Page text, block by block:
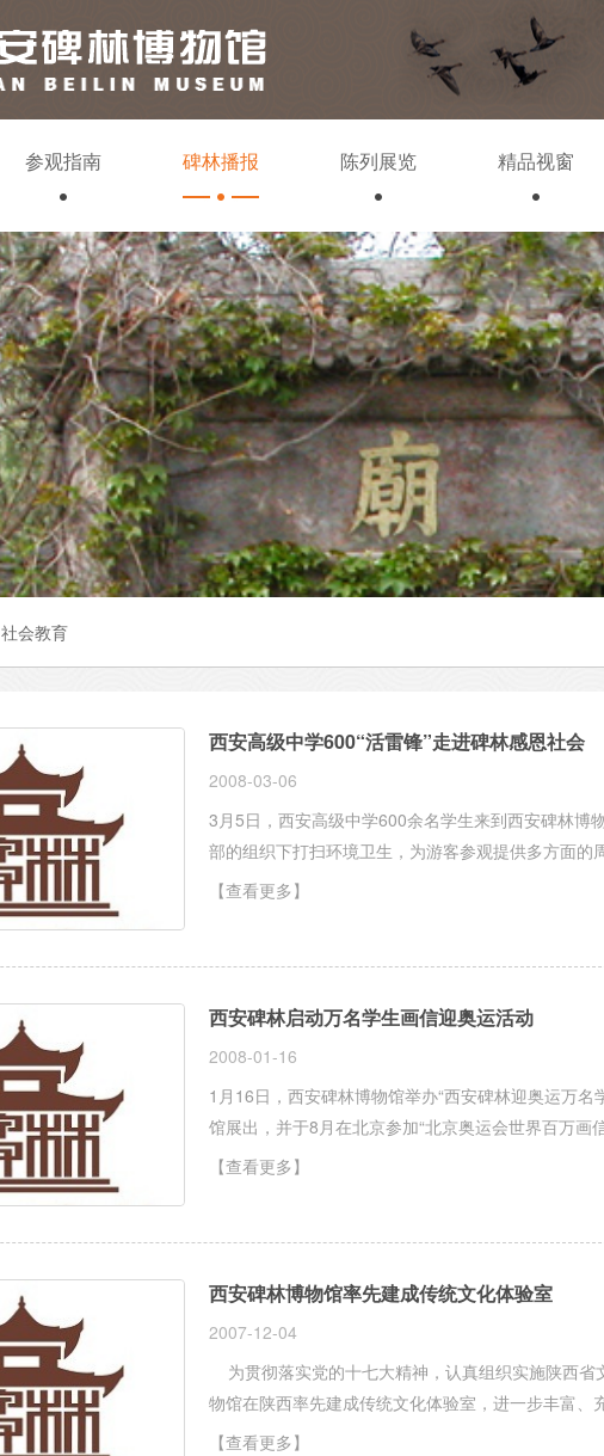
参观指南 碑林播报 陈列展览 精品视窗
社会教育
西安高级中学600“活雷锋”走进碑林感恩社会
2008-03-06
3月5日，西安高级中学600余名学生来到西安碑林博
部的组织下打扫环境卫生，为游客参观提供多方面的
【查看更多】
西安碑林启动万名学生画信迎奥运活动
2008-01-16
1月16日，西安碑林博物馆举办“西安碑林迎奥运万
【查看更多】
西安碑林博物馆率先建成传统文化体验室
2007-12-04
为贯彻落实党的十七大精神，认真组织实施陕西省
物馆在陕西率先建成传统文化体验室，进一步丰富
【查看更多】